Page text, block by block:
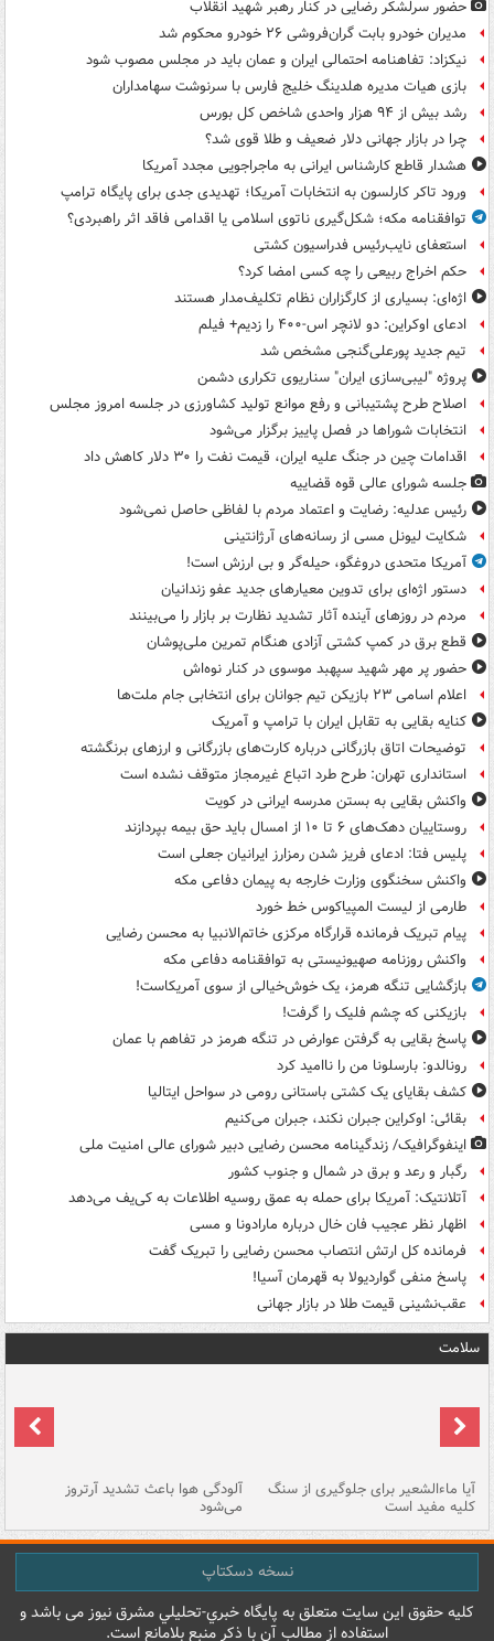
حضور سرلشکر رضایی در کنار رهبر شهید انقلاب
مدیران خودرو بابت گران‌فروشی ۲۶ خودرو محکوم شد
نیکزاد: تفاهنامه احتمالی ایران و عمان باید در مجلس مصوب شود
بازی هیات مدیره هلدینگ خلیج فارس با سرنوشت سهامداران
رشد بیش از ۹۴ هزار واحدی شاخص کل بورس
چرا در بازار جهانی دلار ضعیف و طلا قوی شد؟
هشدار قاطع کارشناس ایرانی به ماجراجویی مجدد آمریکا
ورود تاکر کارلسون به انتخابات آمریکا؛ تهدیدی جدی برای پایگاه ترامپ
توافقنامه مکه؛ شکل‌گیری ناتوی اسلامی یا اقدامی فاقد اثر راهبردی؟
استعفای نایب‌رئیس فدراسیون کشتی
حکم اخراج ربیعی را چه کسی امضا کرد؟
اژه‌ای: بسیاری از کارگزاران نظام تکلیف‌مدار هستند
ادعای اوکراین: دو لانچر اس-۴۰۰ را زدیم+ فیلم
تیم جدید پورعلی‌گنجی مشخص شد
پروژه "لیبی‌سازی ایران" سناریوی تکراری دشمن
اصلاح طرح پشتیبانی و رفع موانع تولید کشاورزی در جلسه امروز مجلس
انتخابات شوراها در فصل پاییز برگزار می‌شود
اقدامات چین در جنگ علیه ایران، قیمت نفت را ۳۰ دلار کاهش داد
جلسه شورای عالی قوه قضاییه
رئیس عدلیه: رضایت و اعتماد مردم با لفاظی حاصل نمی‌شود
شکایت لیونل مسی از رسانه‌های آرژانتینی
آمریکا متحدی دروغگو، حیله‌گر و بی ارزش است!
دستور اژه‌ای برای تدوین معیارهای جدید عفو زندانیان
مردم در روزهای آینده آثار تشدید نظارت بر بازار را می‌بینند
قطع برق در کمپ کشتی آزادی هنگام تمرین ملی‌پوشان
حضور پر مهر شهید سپهبد موسوی در کنار نوه‌اش
اعلام اسامی ۲۳ بازیکن تیم جوانان برای انتخابی جام ملت‌ها
کنایه بقایی به تقابل ایران با ترامپ و آمریک
توضیحات اتاق بازرگانی درباره کارت‌های بازرگانی و ارزهای برنگشته
استانداری تهران: طرح طرد اتباع غیرمجاز متوقف نشده است
واکنش بقایی به بستن مدرسه ایرانی در کویت
روستاییان دهک‌های ۶ تا ۱۰ از امسال باید حق بیمه بپردازند
پلیس فتا: ادعای فریز شدن رمزارز ایرانیان جعلی است
واکنش سخنگوی وزارت خارجه به پیمان دفاعی مکه
طارمی از لیست المپیاکوس خط خورد
پیام تبریک فرمانده قرارگاه مرکزی خاتم‌الانبیا به محسن رضایی
واکنش روزنامه صهیونیستی به توافقنامه دفاعی مکه
بازگشایی تنگه هرمز، یک خوش‌خیالی از سوی آمریکاست!
بازیکنی که چشم فلیک را گرفت!
پاسخ بقایی به گرفتن عوارض در تنگه هرمز در تفاهم با عمان
رونالدو: بارسلونا من را ناامید کرد
کشف بقایای یک کشتی باستانی رومی در سواحل ایتالیا
بقائی: اوکراین جبران نکند، جبران می‌کنیم
اینفوگرافیک/ زندگینامه محسن رضایی دبیر شورای عالی امنیت‌ ملی
رگبار و رعد و برق در شمال و جنوب کشور
آتلانتیک: آمریکا برای حمله به عمق روسیه اطلاعات به کی‌یف می‌دهد
اظهار نظر عجیب فان خال درباره مارادونا و مسی
فرمانده کل ارتش انتصاب محسن رضایی را تبریک گفت
پاسخ منفی گواردیولا به قهرمان آسیا!
عقب‌نشینی قیمت طلا در بازار جهانی
سلامت
آیا ماءالشعیر برای جلوگیری از سنگ
کلیه مفید است
آلودگی هوا باعث تشدید آرتروز
می‌شود
نسخه دسکتاپ
کليه حقوق اين سايت متعلق به پایگاه خبري-تحليلي مشرق نيوز می باشد و
استفاده از مطالب آن با ذکر منبع بلامانع است.